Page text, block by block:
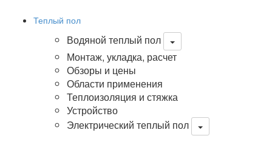
Теплый пол
Водяной теплый пол
Монтаж, укладка, расчет
Обзоры и цены
Области применения
Теплоизоляция и стяжка
Устройство
Электрический теплый пол